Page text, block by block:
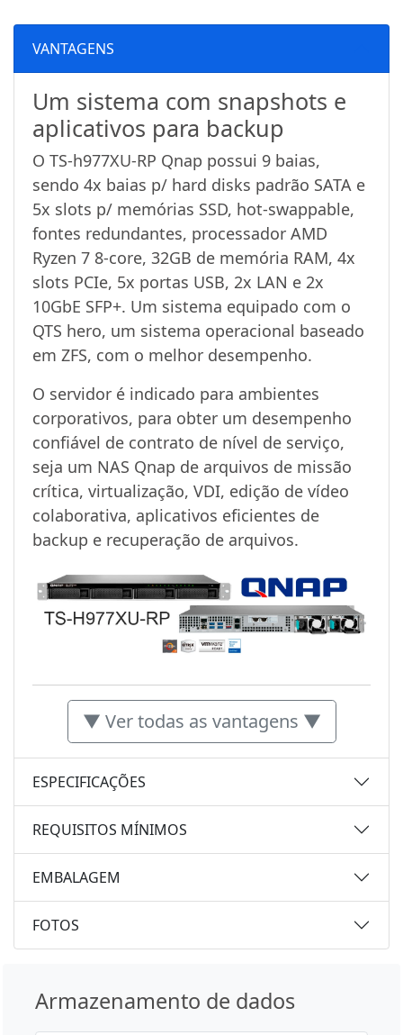
VANTAGENS
Um sistema com snapshots e
aplicativos para backup
O TS-h977XU-RP Qnap possui 9 baias,
sendo 4x baias p/ hard disks padrão SATA e
5x slots p/ memórias SSD, hot-swappable,
fontes redundantes, processador AMD
Ryzen 7 8-core, 32GB de memória RAM, 4x
slots PCIe, 5x portas USB, 2x LAN e 2x
10GbE SFP+. Um sistema equipado com o
QTS hero, um sistema operacional baseado
em ZFS, com o melhor desempenho.
O servidor é indicado para ambientes
corporativos, para obter um desempenho
confiável de contrato de nível de serviço,
seja um NAS Qnap de arquivos de missão
crítica, virtualização, VDI, edição de vídeo
colaborativa, aplicativos eficientes de
backup e recuperação de arquivos.
▼ Ver todas as vantagens ▼
ESPECIFICAÇÕES
REQUISITOS MÍNIMOS
EMBALAGEM
FOTOS
Armazenamento de dados